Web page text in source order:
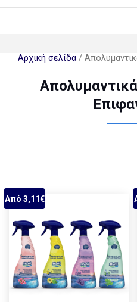
Αρχική σελίδα/
Από 3,11€